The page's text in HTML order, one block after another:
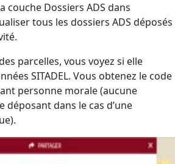
couche Dossiers ADS dans
tous les dossiers ADS déposés
parcelles, vous voyez si elle
SITADEL. Vous obtenez le code
personne morale (aucune
dans le cas d’une